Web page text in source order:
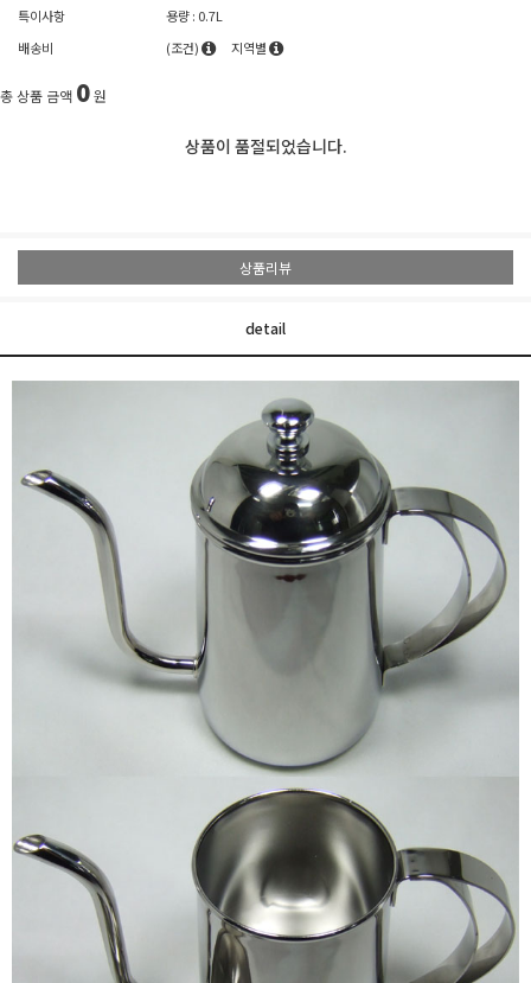
특이사항
용량 : 0.7L
배송비
(조건) 지역별
총 상품 금액 0원
상품이 품절되었습니다.
상품리뷰
detail